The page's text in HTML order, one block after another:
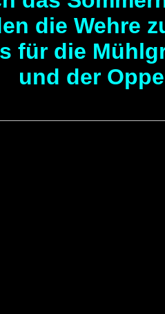
die Wehre
für die
und der